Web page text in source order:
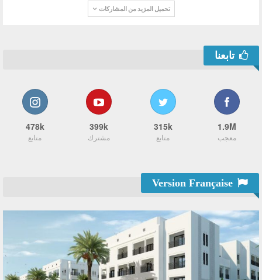
تحميل المزيد من المشاركات
تابعنا
1.9M
معجب
315k
متابع
399k
مشترك
478k
متابع